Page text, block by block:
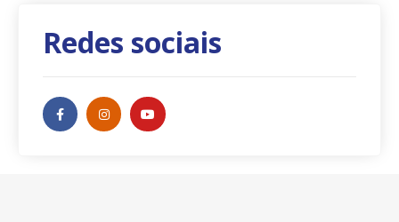
Redes sociais